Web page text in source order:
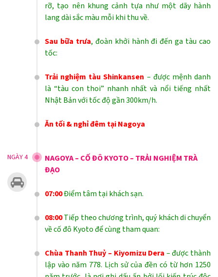
rỡ, tạo nên khung cảnh tựa như một dãy hành
lang dài sắc màu mỗi khi thu về.
Sau bữa trưa, đoàn khởi hành đi đến ga tàu cao
tốc:
Trải nghiệm tàu Shinkansen – được mệnh danh
là “tàu con thoi” nhanh nhất và nổi tiếng nhất
Nhật Bản với tốc độ gần 300km/h.
Ăn tối & nghỉ đêm tại Nagoya
NGÀY 4
NAGOYA – CỐ ĐÔ KYOTO – TRẢI NGHIỆM TRÀ
ĐẠO
07:00Điểm tâm tại khách sạn.
08:00Tiếp theo chương trình, quý khách di chuyển
về cố đô Kyoto để cùng tham quan:
Chùa Thanh Thuỷ – Kiyomizu Dera – được thành
lập vào năm 778. Lịch sử của đền có từ hơn 1250